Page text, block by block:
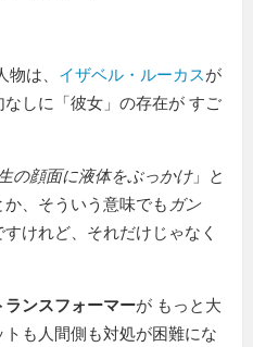
は、 イザベル・ルーカスが
なしに「彼女」の存在が すご
の顔面に液体をぶっかけ」と
か、そういう意味でも ガン
すけれど、それだけじゃなく
ランスフォーマーが もっと大
も人間側も対処が困難にな